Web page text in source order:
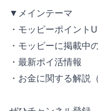
▼メインテーマ
・モッピーポイント
・モッピーに掲載中
・最新ポイ活情報
・お金に関する解説